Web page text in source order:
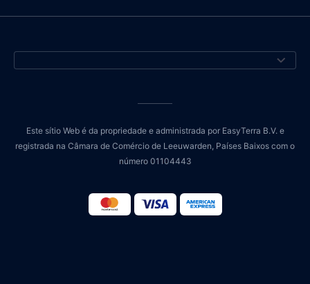
Este sítio Web é da propriedade e administrada por EasyTerra B.V. e
registrada na Câmara de Comércio de Leeuwarden, Países Baixos com o
número 01104443